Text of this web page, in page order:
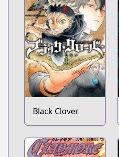
Black Clover